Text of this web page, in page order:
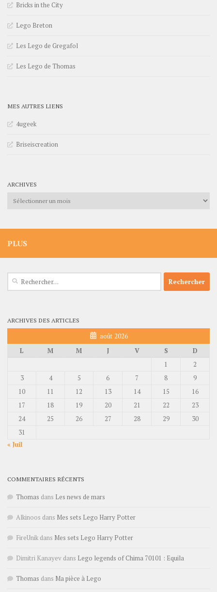
Bricks in the City
Lego Breton
Les Lego de Gregafol
Les Lego de Thomas
MES AUTRES LIENS
4ugeek
Briseiscreation
ARCHIVES
Archives
PLUS
Rechercher :
ARCHIVES DES ARTICLES
août 2026
L
M M J V S
D
1
2
3
4 5 6 7 8
9
10
11 12 13 14 15
16
17
18 19 20 21 22
23
24
25 26 27 28 29
30
31
« Juil
COMMENTAIRES RÉCENTS
Thomas dans Les news de mars
Alkinoos dans Mes sets Lego Harry Potter
FireUnik dans Mes sets Lego Harry Potter
Dimitri Kanayev dans Lego legends of Chima 70101 : Equila
Thomas dans Ma pièce à Lego